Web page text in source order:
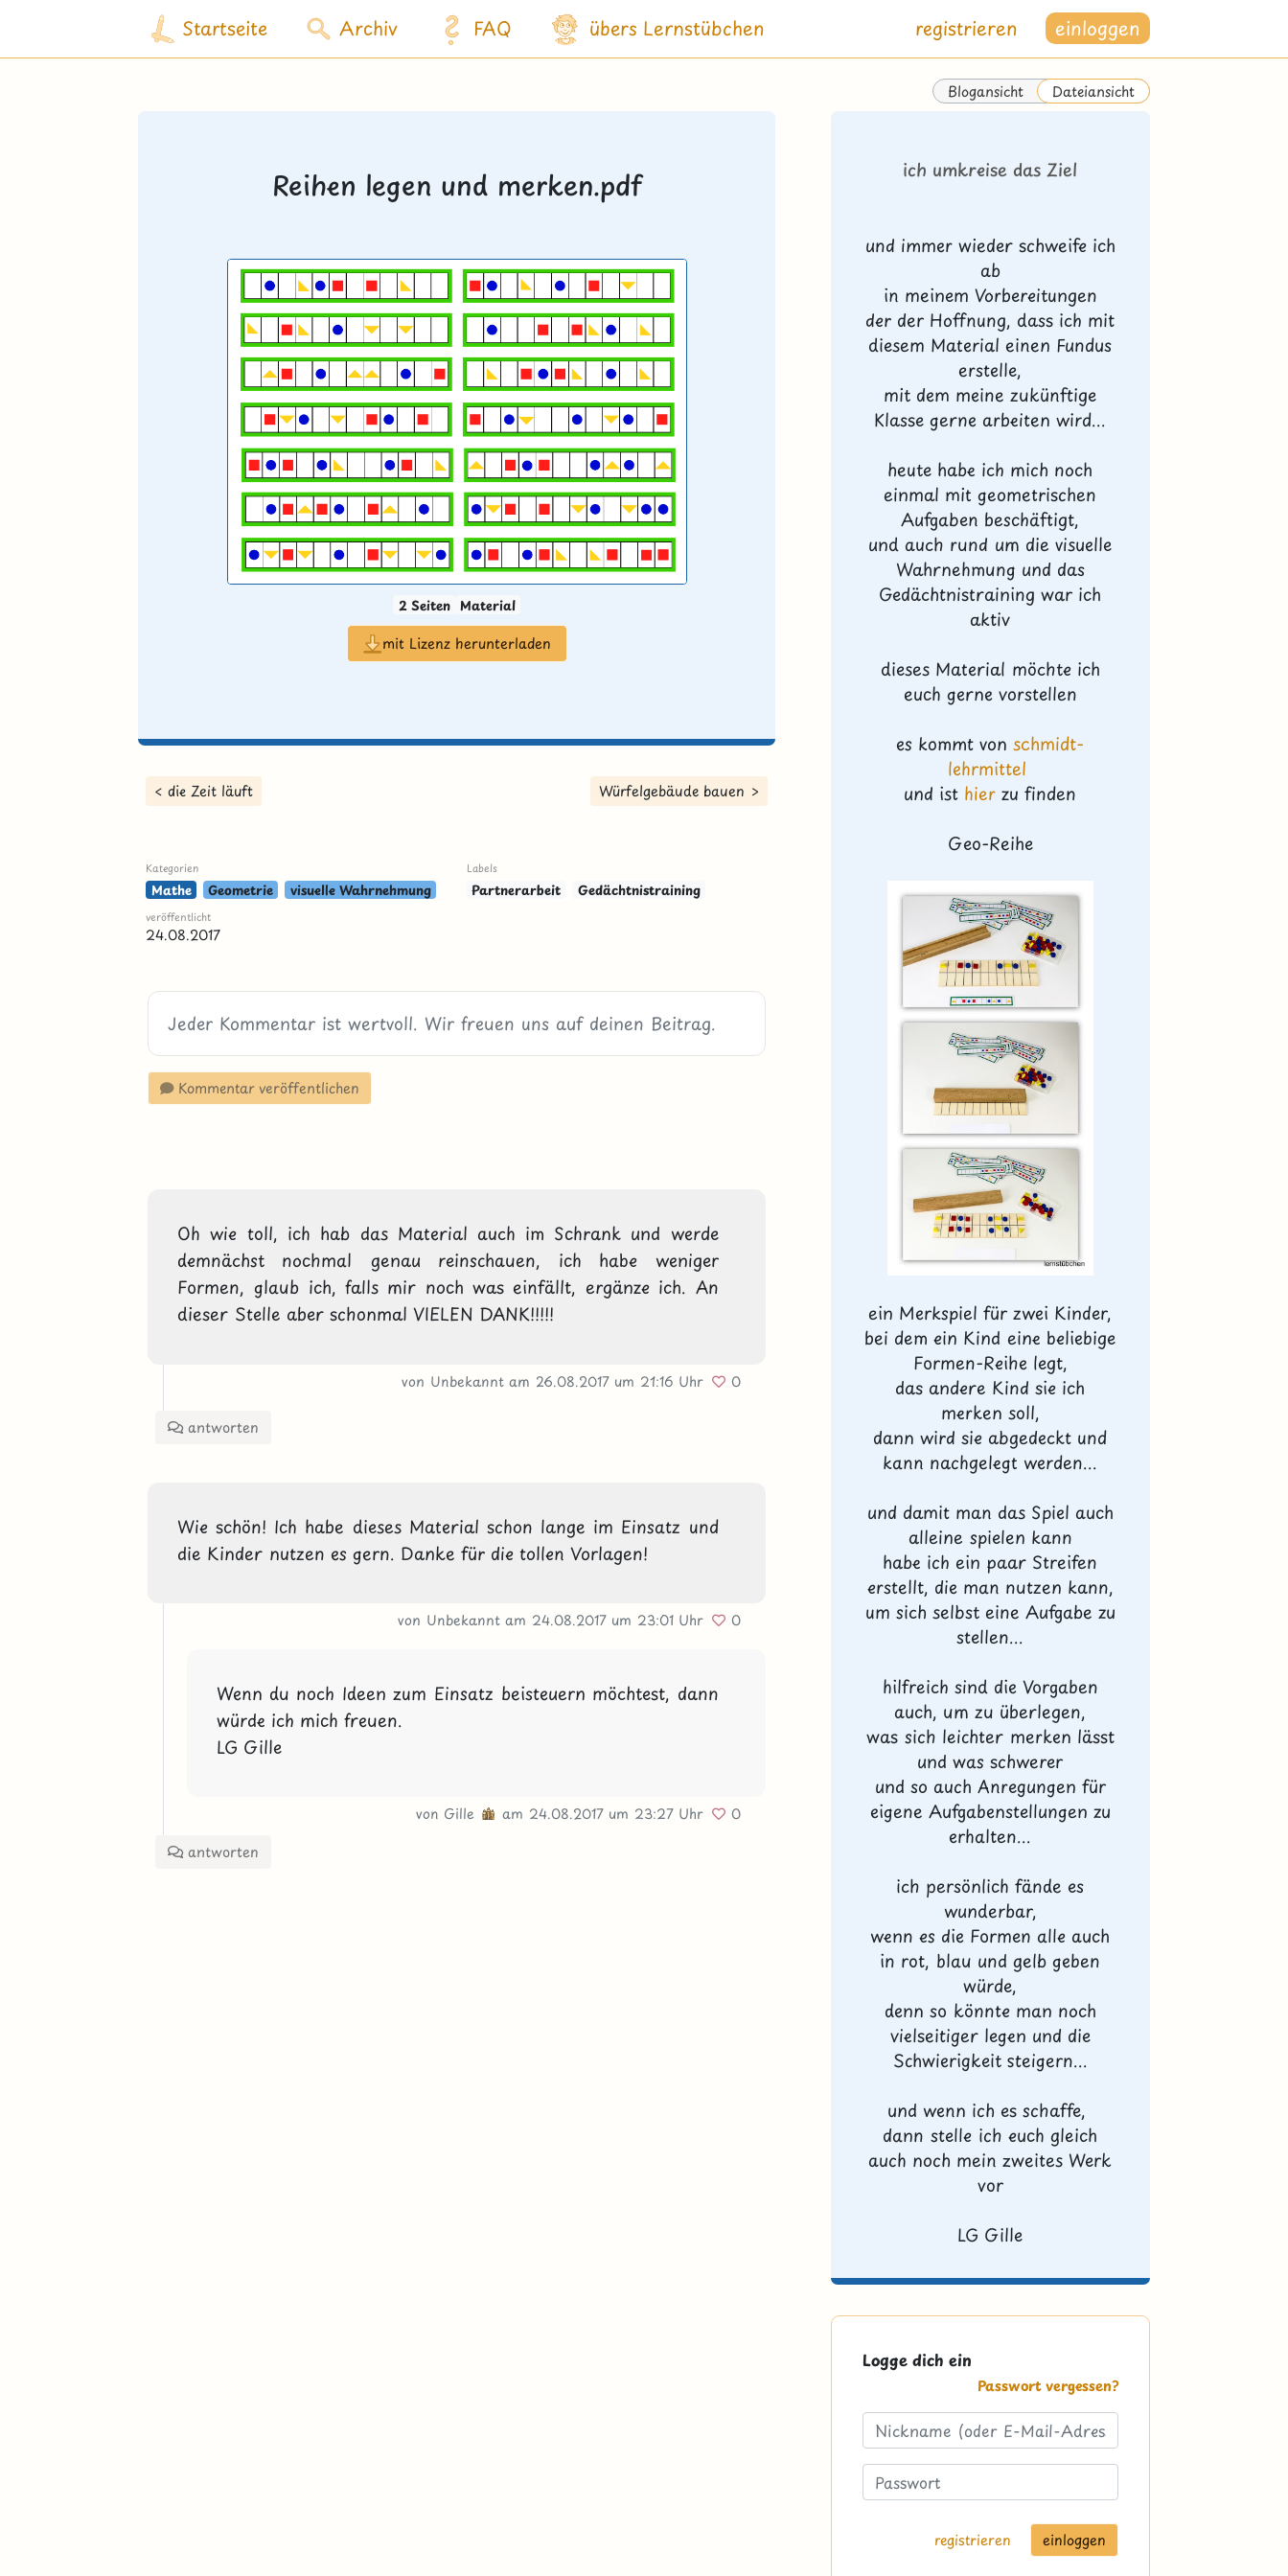
Startseite Archiv FAQ übers Lernstübchen registrieren einloggen
Blogansicht Dateiansicht
Reihen legen und merken.pdf
2 Seiten Material
mit Lizenz herunterladen
< die Zeit läuft Würfelgebäude bauen >
Kategorien
Mathe Geometrie visuelle Wahrnehmung
Labels
Partnerarbeit Gedächtnistraining
veröffentlicht
24.08.2017
Kommentar veröffentlichen
Oh wie toll, ich hab das Material auch im Schrank und werde
demnächst nochmal genau reinschauen, ich habe weniger
Formen, glaub ich, falls mir noch was einfällt, ergänze ich. An
dieser Stelle aber schonmal VIELEN DANK!!!!!
von Unbekanntam 26.08.2017 um 21:16 Uhr 0
antworten
Wie schön! Ich habe dieses Material schon lange im Einsatz und
die Kinder nutzen es gern. Danke für die tollen Vorlagen!
von Unbekanntam 24.08.2017 um 23:01 Uhr 0
Wenn du noch Ideen zum Einsatz beisteuern möchtest, dann
würde ich mich freuen.
LG Gille
von Gille am 24.08.2017 um 23:27 Uhr 0
antworten
ich umkreise das Ziel
und immer wieder schweife ich
ab
in meinem Vorbereitungen
der der Hoffnung, dass ich mit
diesem Material einen Fundus
erstelle,
mit dem meine zukünftige
Klasse gerne arbeiten wird...
heute habe ich mich noch
einmal mit geometrischen
Aufgaben beschäftigt,
und auch rund um die visuelle
Wahrnehmung und das
Gedächtnistraining war ich
aktiv
dieses Material möchte ich
euch gerne vorstellen
es kommt vonschmidt-
lehrmittel
und ist hier zu finden
Geo-Reihe
ein Merkspiel für zwei Kinder,
bei dem ein Kind eine beliebige
Formen-Reihe legt,
das andere Kind sie ich
merken soll,
dann wird sie abgedeckt und
kann nachgelegt werden...
und damit man das Spiel auch
alleine spielen kann
habe ich ein paar Streifen
erstellt, die man nutzen kann,
um sich selbst eine Aufgabe zu
stellen...
hilfreich sind die Vorgaben
auch, um zu überlegen,
was sich leichter merken lässt
und was schwerer
und so auch Anregungen für
eigene Aufgabenstellungen zu
erhalten...
ich persönlich fände es
wunderbar,
wenn es die Formen alle auch
in rot, blau und gelb geben
würde,
denn so könnte man noch
vielseitiger legen und die
Schwierigkeit steigern...
und wenn ich es schaffe,
dann stelle ich euch gleich
auch noch mein zweites Werk
vor
LG Gille
Logge dich ein
Passwort vergessen?
registrieren